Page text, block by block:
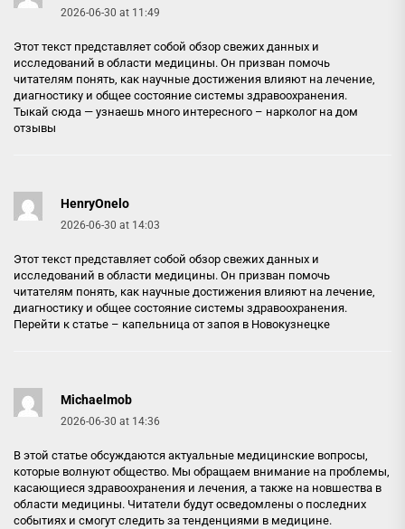
2026-06-30 at 11:49
Этот текст представляет собой обзор свежих данных и
исследований в области медицины. Он призван помочь
читателям понять, как научные достижения влияют на лечение,
диагностику и общее состояние системы здравоохранения.
Тыкай сюда — узнаешь много интересного – нарколог на дом
отзывы
HenryOnelo
2026-06-30 at 14:03
Этот текст представляет собой обзор свежих данных и
исследований в области медицины. Он призван помочь
читателям понять, как научные достижения влияют на лечение,
диагностику и общее состояние системы здравоохранения.
Перейти к статье – капельница от запоя в Новокузнецке
Michaelmob
2026-06-30 at 14:36
В этой статье обсуждаются актуальные медицинские вопросы,
которые волнуют общество. Мы обращаем внимание на проблемы,
касающиеся здравоохранения и лечения, а также на новшества в
области медицины. Читатели будут осведомлены о последних
событиях и смогут следить за тенденциями в медицине.